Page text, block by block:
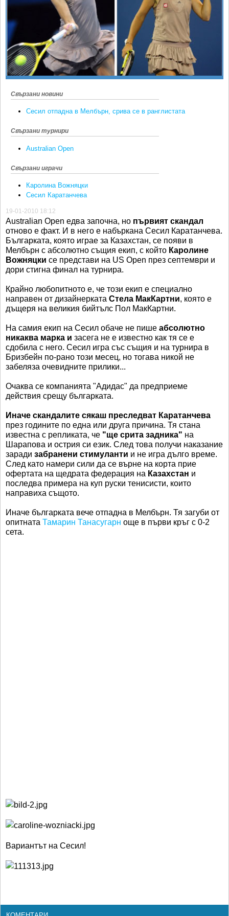
SOFIA OPEN
КЛУБОВЕ
ВИДЕО
ЖЪЛТО
РАКЕТНИ
Ретро
Спорт&Фитнес
Любители
Свързани новини
Сесил отпадна в Мелбърн, срива се в ранглистата
Свързани турнири
Australian Open
Свързани играчи
Каролина Вожняцки
Сесил Каратанчева
19-01-2010 18:12
Аustralian Open едва започна, но първият скандал
отново е факт. И в него е набъркана Сесил Каратанчева.
Българката, която играе за Казахстан, се появи в
Мелбърн с абсолютно същия екип, с който Каролине
Вожняцки се представи на US Open през септември и
дори стигна финал на турнира.
Крайно любопитното е, че този екип е специално
направен от дизайнерката Стела МакКартни, която е
дъщеря на великия бийтълс Пол МакКартни.
На самия екип на Сесил обаче не пише абсолютно
никаква марка и засега не е известно как тя се е
сдобила с него. Сесил игра със същия и на турнира в
Бризбейн по-рано този месец, но тогава никой не
забеляза очевидните прилики...
Очаква се компанията "Адидас" да предприеме
действия срещу българката.
Иначе скандалите сякаш преследват Каратанчева
през годините по една или друга причина. Тя стана
известна с репликата, че "ще срита задника" на
Шарапова и острия си език. След това получи наказание
заради забранени стимуланти и не игра дълго време.
След като намери сили да се върне на корта прие
офертата на щедрата федерация на Казахстан и
последва примера на куп руски тенисисти, които
направиха същото.
Иначе българката вече отпадна в Мелбърн. Тя загуби от
опитната Тамарин Танасугарн още в първи кръг с 0-2
сета.
Вариантът на Сесил!